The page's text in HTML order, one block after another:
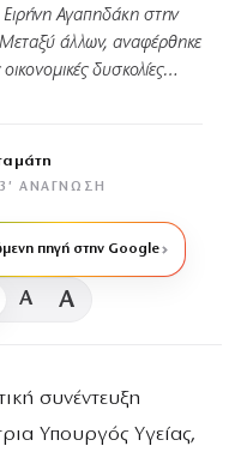
Αγαπηδάκη στην
Μεταξύ άλλων, αναφέρθηκε
δυσκολίες…
3′ ΑΝΆΓΝΩΣΗ
πηγή στην Google
A A
συνέντευξη
Υπουργός Υγείας,